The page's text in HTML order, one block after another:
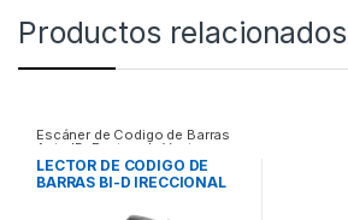
Productos relacionados
Escáner de Codigo de Barras
Auto ID Puntos de Venta y
Códigos de Barra
LECTOR DE CODIGO DE
BARRAS BI-D IRECCIONAL